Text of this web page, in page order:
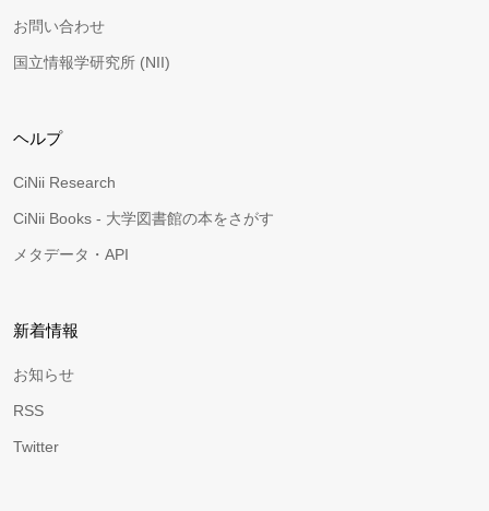
お問い合わせ
国立情報学研究所 (NII)
ヘルプ
CiNii Research
CiNii Books - 大学図書館の本をさがす
メタデータ・API
新着情報
お知らせ
RSS
Twitter